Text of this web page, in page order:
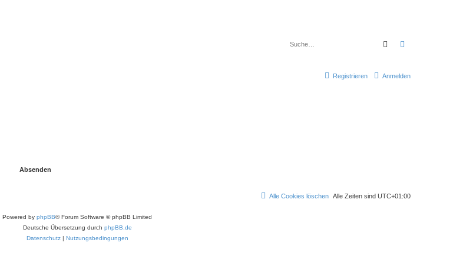
Suche
Anmelden
Registrieren
Alle Zeiten sind UTC+01:00
Alle Cookies löschen
Powered by phpBB® Forum Software © phpBB Limited
Deutsche Übersetzung durch phpBB.de
Datenschutz| Nutzungsbedingungen